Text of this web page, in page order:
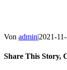
Von admin|2021-
Share This Story,